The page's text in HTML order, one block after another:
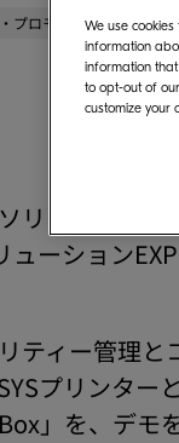
プロモーション
リューショ
ーション
ティー管理
プリンタ
」を、デモ
We use
information
information
to opt-out of
customize your